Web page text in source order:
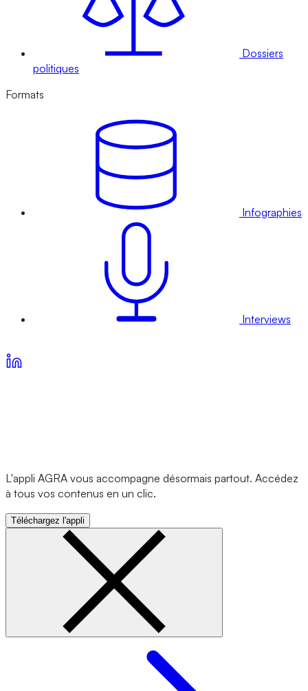
Dossiers
politiques
Formats
Infographies
Interviews
L'appli AGRA vous accompagne désormais partout. Accédez
à tous vos contenus en un clic.
Téléchargez l'appli